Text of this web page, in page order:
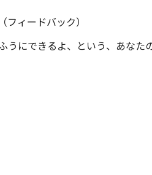
ィードバック）
にできるよ、という、あなた